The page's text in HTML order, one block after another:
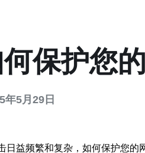
保护您
年5月29日
益频繁和复杂，如何保护您